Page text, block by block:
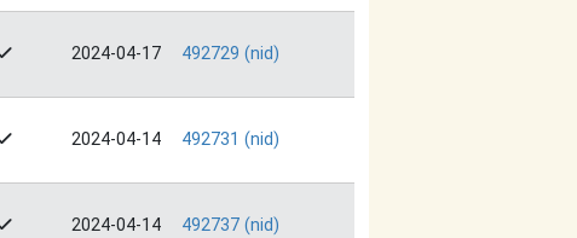
2024-04-17 492729 (nid)
2024-04-14 492731 (nid)
2024-04-14 492737 (nid)